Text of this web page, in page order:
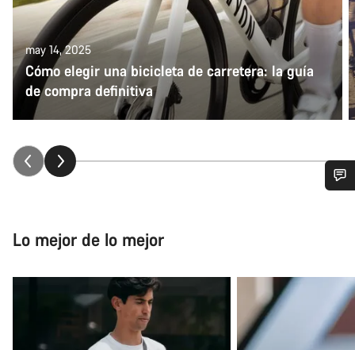
may 14, 2025
Cómo elegir una bicicleta de carretera: la guía
de compra definitiva
Lo mejor de lo mejor
Nuestros expertos estarán encantados de responder a tus